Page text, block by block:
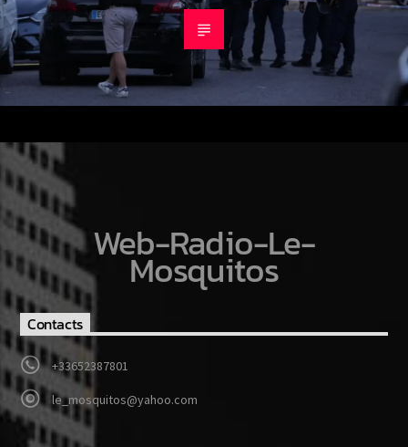
Web-Radio-Le-
Mosquitos
Contacts
+33652387801
le_mosquitos@yahoo.com